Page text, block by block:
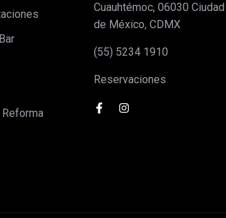
Cuauhtémoc, 06030 Ciudad
de México, CDMX
(55) 5234 1910
Reservaciones